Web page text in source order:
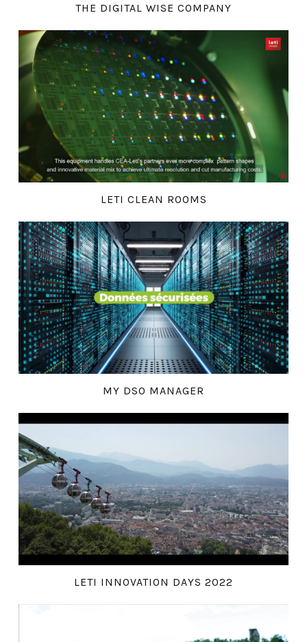
THE DIGITAL WISE COMPANY
LETI CLEAN ROOMS
MY DSO MANAGER
LETI INNOVATION DAYS 2022